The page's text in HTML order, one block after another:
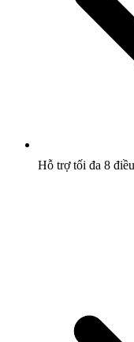
Hỗ trợ tối đa 8